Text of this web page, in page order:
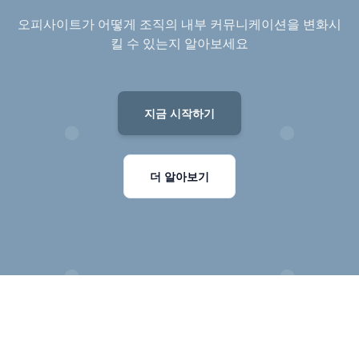
오피사이트가 어떻게 조직의 내부 커뮤니케이션을 변화시
킬 수 있는지 알아보세요
지금 시작하기
더 알아보기